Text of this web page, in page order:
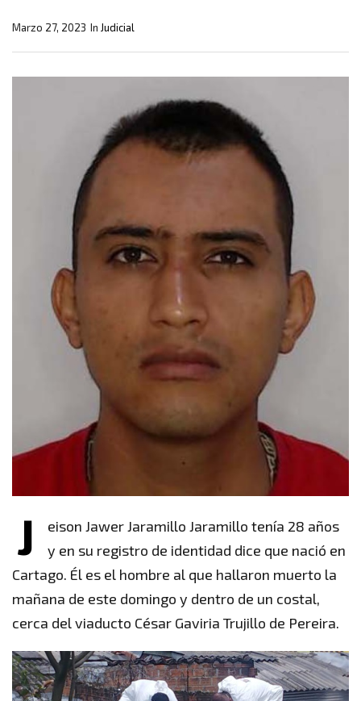
In Judicial
Marzo 27, 2023
J
eison Jawer Jaramillo Jaramillo tenía 28 años
y en su registro de identidad dice que nació en
Cartago. Él es el hombre al que hallaron muerto la
mañana de este domingo y dentro de un costal,
cerca del viaducto César Gaviria Trujillo de Pereira.